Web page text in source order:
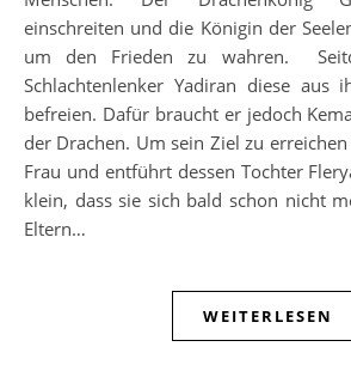
einschreiten und die Königin der
um den Frieden zu wahren.
Schlachtenlenker Yadiran diese aus
befreien. Dafür braucht er jedoch
der Drachen. Um sein Ziel zu
Frau und entführt dessen Tochter
klein, dass sie sich bald schon nicht
Eltern…
WEITERLESEN